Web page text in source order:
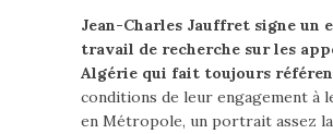
Jean-Charles Jauffret signe un
travail de recherche sur les
Algérie qui fait toujours
conditions de leur engagement à
en Métropole, un portrait assez